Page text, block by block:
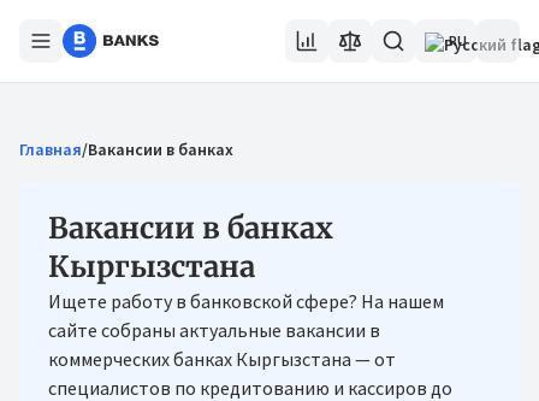
RU
Главная/Вакансии в банках
Вакансии в банках
Кыргызстана
Ищете работу в банковской сфере? На нашем
сайте собраны актуальные вакансии в
коммерческих банках Кыргызстана — от
специалистов по кредитованию и кассиров до